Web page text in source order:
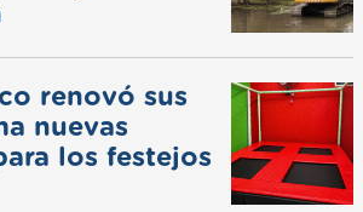
renovó sus
nuevas
los festejos